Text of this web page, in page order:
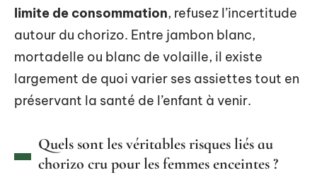
limite de consommation, refusez l’incertitude
autour du chorizo. Entre jambon blanc,
mortadelle ou blanc de volaille, il existe
largement de quoi varier ses assiettes tout en
préservant la santé de l’enfant à venir.
Quels sont les véritables risques liés au
chorizo cru pour les femmes enceintes ?